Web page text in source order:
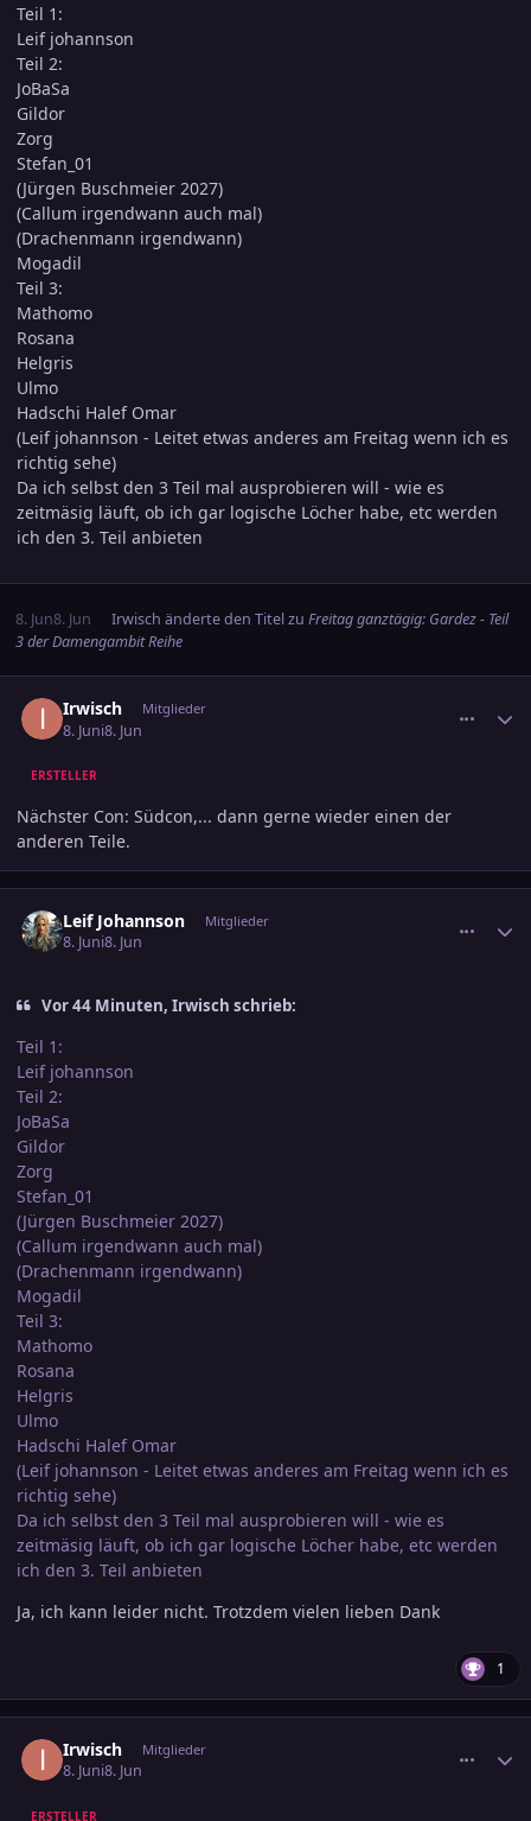
Teil 1:
Leif johannson
Teil 2:
JoBaSa
Gildor
Zorg
Stefan_01
(Jürgen Buschmeier 2027)
(Callum irgendwann auch mal)
(Drachenmann irgendwann)
Mogadil
Teil 3:
Mathomo
Rosana
Helgris
Ulmo
Hadschi Halef Omar
(Leif johannson - Leitet etwas anderes am Freitag wenn ich es
richtig sehe)
Da ich selbst den 3 Teil mal ausprobieren will - wie es
zeitmäsig läuft, ob ich gar logische Löcher habe, etc werden
ich den 3. Teil anbieten
8. Jun8. Jun Irwisch änderte den Titel zu Freitag ganztägig: Gardez - Teil
3 der Damengambit Reihe
Irwisch Mitglieder
8. Juni8. Jun
ERSTELLER
Nächster Con: Südcon,... dann gerne wieder einen der
anderen Teile.
Leif Johannson Mitglieder
8. Juni8. Jun
Vor 44 Minuten, Irwisch schrieb:
Teil 1:
Leif johannson
Teil 2:
JoBaSa
Gildor
Zorg
Stefan_01
(Jürgen Buschmeier 2027)
(Callum irgendwann auch mal)
(Drachenmann irgendwann)
Mogadil
Teil 3:
Mathomo
Rosana
Helgris
Ulmo
Hadschi Halef Omar
(Leif johannson - Leitet etwas anderes am Freitag wenn ich es
richtig sehe)
Da ich selbst den 3 Teil mal ausprobieren will - wie es
zeitmäsig läuft, ob ich gar logische Löcher habe, etc werden
ich den 3. Teil anbieten
Ja, ich kann leider nicht. Trotzdem vielen lieben Dank
1
Irwisch Mitglieder
8. Juni8. Jun
ERSTELLER